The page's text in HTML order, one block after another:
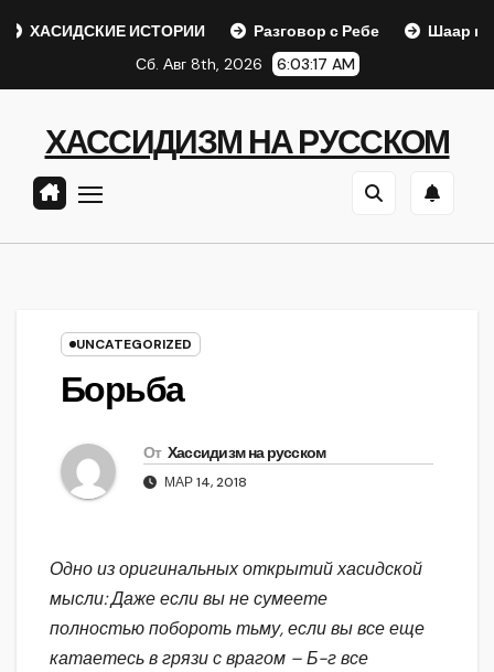
ИСТОРИИ Разговор с Ребе
Шаар гайихуд
Сб. Авг 8th, 2026
6:03:18 AM
ХАССИДИЗМ НА РУССКОМ
UNCATEGORIZED
Борьба
От Хассидизм на русском
МАР 14, 2018
Одно из оригинальных открытий хасидской
мысли: Даже если вы не сумеете
полностью побороть тьму, если вы все еще
катаетесь в грязи с врагом – Б-г все